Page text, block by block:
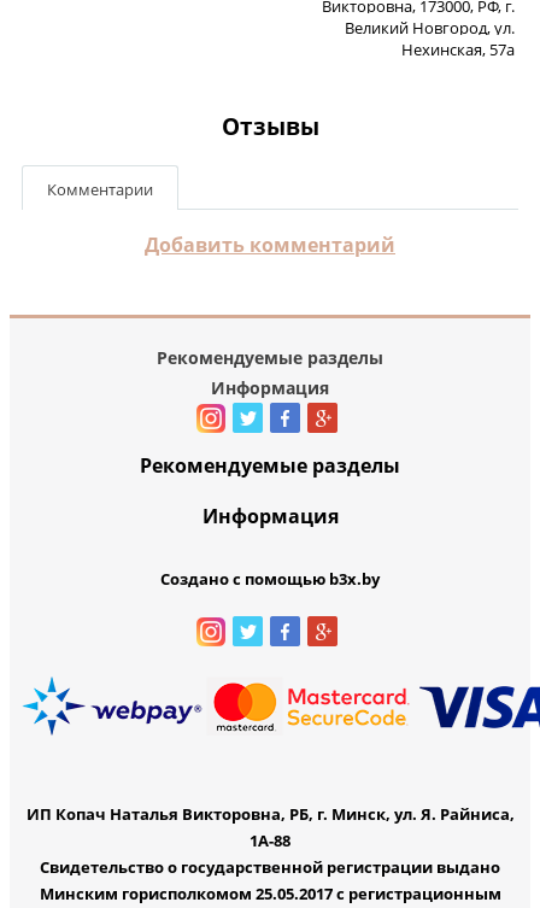
Викторовна, 173000, РФ, г.
Великий Новгород, ул.
Нехинская, 57а
Отзывы
Комментарии
Добавить комментарий
Рекомендуемые разделы
Информация
Рекомендуемые разделы
Информация
Создано с помощью b3x.by
ИП Копач Наталья Викторовна, РБ, г. Минск, ул. Я. Райниса,
1А-88
Свидетельство о государственной регистрации выдано
Минским горисполкомом 25.05.2017 с регистрационным